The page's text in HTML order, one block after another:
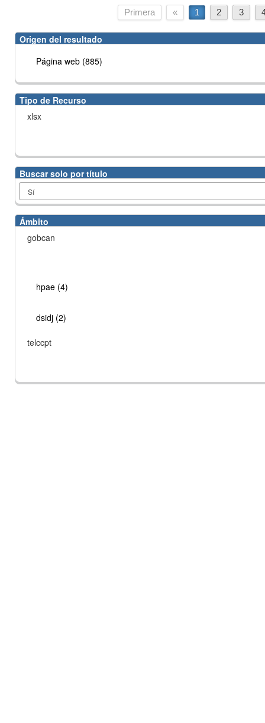
Primera « 1 2 3
Origen del resultado
Página web (885)
Tipo de Recurso
xlsx
Buscar solo por título
Ámbito
gobcan
hpae (4)
dsidj (2)
telccpt